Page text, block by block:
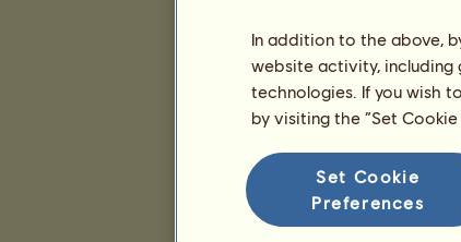
10
Präsentation
In addition to the above,
website activity, including
technologies. If you wish
by visiting the “Set
Set Cookie
Preferences